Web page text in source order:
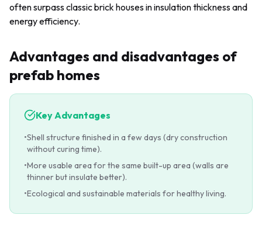
often surpass classic brick houses in insulation thickness and
energy efficiency.
Advantages and disadvantages of
prefab homes
Key Advantages
•Shell structure finished in a few days (dry construction
without curing time).
•More usable area for the same built-up area (walls are
thinner but insulate better).
•Ecological and sustainable materials for healthy living.